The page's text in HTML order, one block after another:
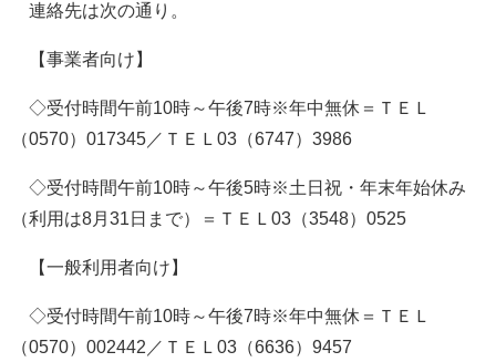
連絡先は次の通り。
【事業者向け】
◇受付時間午前10時～午後7時※年中無休＝ＴＥＬ
（0570）017345／ＴＥＬ03（6747）3986
◇受付時間午前10時～午後5時※土日祝・年末年始休み
（利用は8月31日まで）＝ＴＥＬ03（3548）0525
【一般利用者向け】
◇受付時間午前10時～午後7時※年中無休＝ＴＥＬ
（0570）002442／ＴＥＬ03（6636）9457